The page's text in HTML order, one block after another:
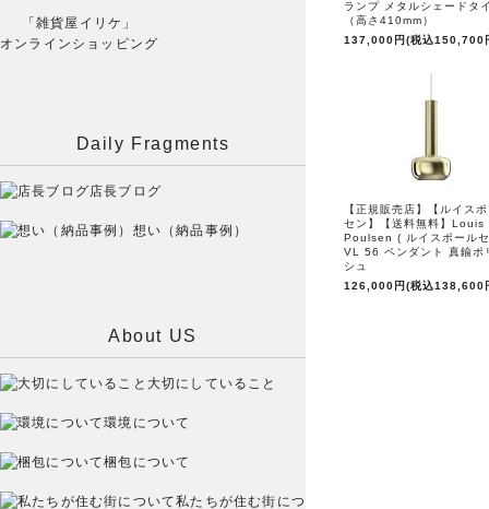
ランプ メタルシェードタ
（高さ410mm）
137,000円(税込150,700
【正規販売店】【ルイス
セン】【送料無料】Louis
Poulsen ( ルイスポール
VL 56 ペンダント 真鍮ポ
シュ
126,000円(税込138,600
「雑貨屋イリケ」
オンラインショッピング
Daily Fragments
店長ブログ
想い（納品事例）
About US
大切にしていること
環境について
梱包について
私たちが住む街につ